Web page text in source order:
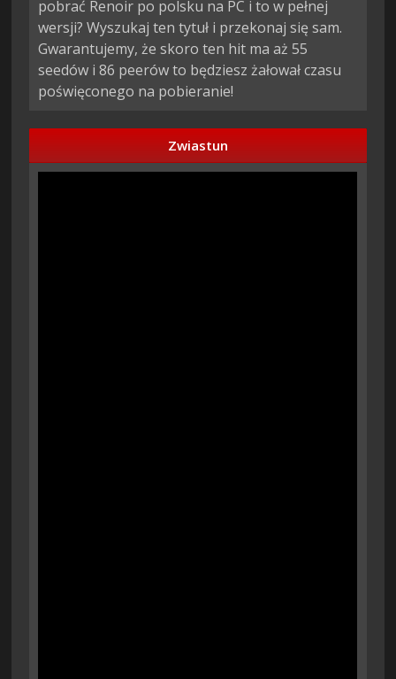
pobrać Renoir po polsku na PC i to w pełnej
wersji? Wyszukaj ten tytuł i przekonaj się sam.
Gwarantujemy, że skoro ten hit ma aż 55
seedów i 86 peerów to będziesz żałował czasu
poświęconego na pobieranie!
Zwiastun